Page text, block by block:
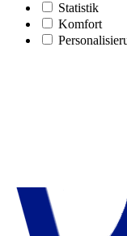
Statistik
Komfort